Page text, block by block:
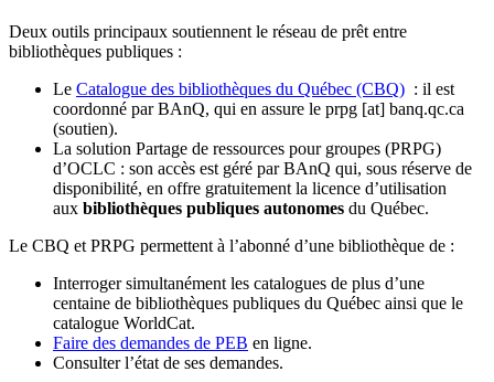
Deux outils principaux soutiennent le réseau de prêt entre
bibliothèques publiques :
Le Catalogue des bibliothèques du Québec (CBQ) : il est
coordonné par BAnQ, qui en assure le prpg [at] banq.qc.ca
(soutien).
La solution Partage de ressources pour groupes (PRPG)
d’OCLC : son accès est géré par BAnQ qui, sous réserve de
disponibilité, en offre gratuitement la licence d’utilisation
aux bibliothèques publiques autonomes du Québec.
Le CBQ et PRPG permettent à l’abonné d’une bibliothèque de :
Interroger simultanément les catalogues de plus d’une
centaine de bibliothèques publiques du Québec ainsi que le
catalogue WorldCat.
Faire des demandes de PEB en ligne.
Consulter l’état de ses demandes.